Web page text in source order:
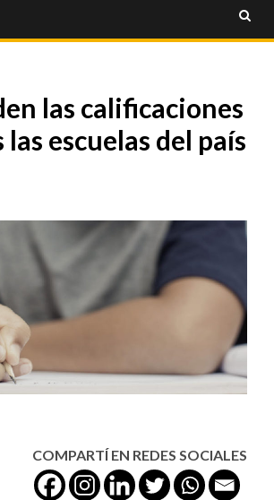
las calificaciones
escuelas del país
COMPARTÍ EN REDES SOCIALES